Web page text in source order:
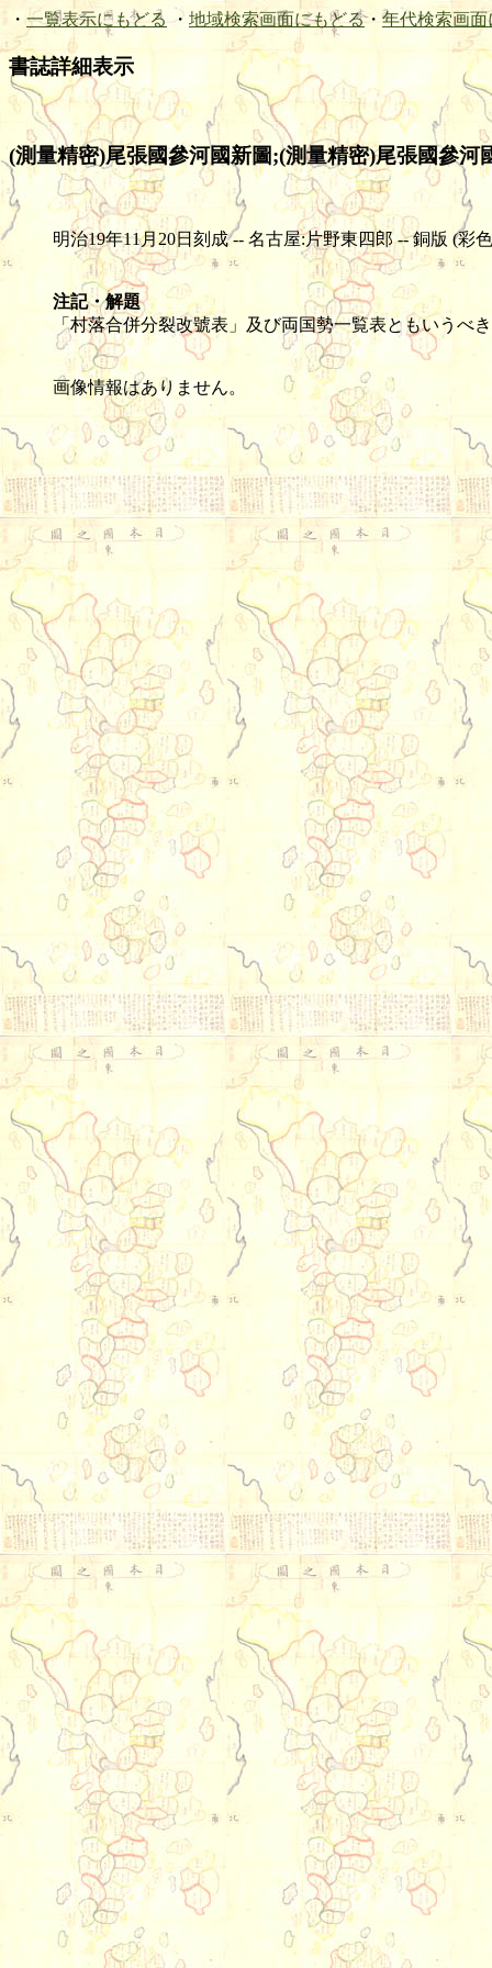
・ 一覧表示にもどる ・ 地域検索画面にもどる・ 年代検索画面
書誌詳細表示
(測量精密)尾張國參河國新圖;(測量精密)尾張國參
明治19年11月20日刻成 -- 名古屋:片野東四郎 -- 銅版 (彩
注記・解題
「村落合併分裂改號表」及び両国勢一覧表ともいうべ
画像情報はありません。